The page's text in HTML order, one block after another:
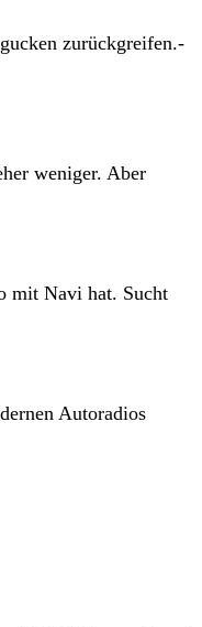
zurückgreifen.-
weniger. Aber
mit Navi hat. Sucht
Autoradios